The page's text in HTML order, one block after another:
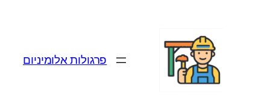
פרגולות אלומיניום